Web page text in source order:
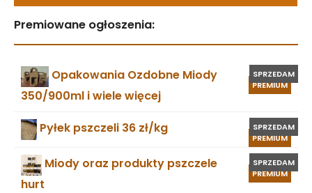
Premiowane ogłoszenia:
PREMIUM
SPRZEDAM
Opakowania Ozdobne Miody
350/900ml i wiele więcej
PREMIUM
SPRZEDAM
Pyłek pszczeli 36 zł/kg
PREMIUM
SPRZEDAM
Miody oraz produkty pszczele
hurt